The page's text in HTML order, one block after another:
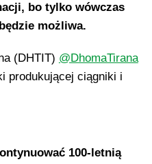
bo tylko wówczas
możliwa.
(DHTIT) @DhomaTirana
produkującej ciągniki i
100-letnią